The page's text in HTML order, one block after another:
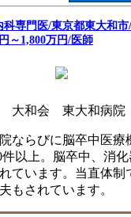
科専門医/東京都東大和
～1,800万円/医師
大和会 東大和病院
ならびに脳卒中医療
件以上。脳卒中、消
ています。当直体制
もされています。